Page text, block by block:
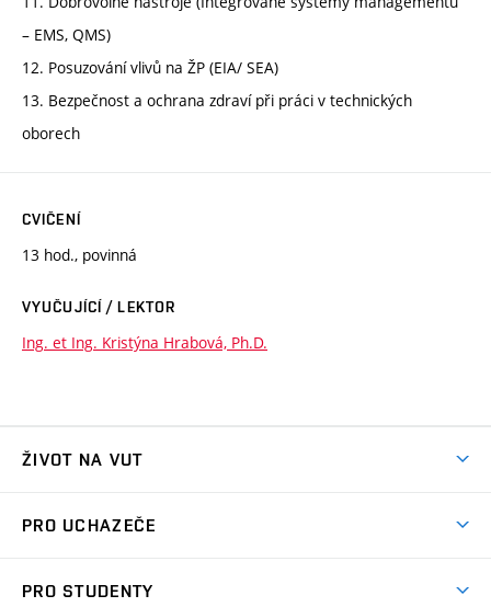
– EMS, QMS)
12. Posuzování vlivů na ŽP (EIA/ SEA)
13. Bezpečnost a ochrana zdraví při práci v technických
oborech
CVIČENÍ
13 hod., povinná
VYUČUJÍCÍ / LEKTOR
Ing. et Ing. Kristýna Hrabová, Ph.D.
ŽIVOT NA VUT
Koleje
PRO UCHAZEČE
PRO STUDENTY